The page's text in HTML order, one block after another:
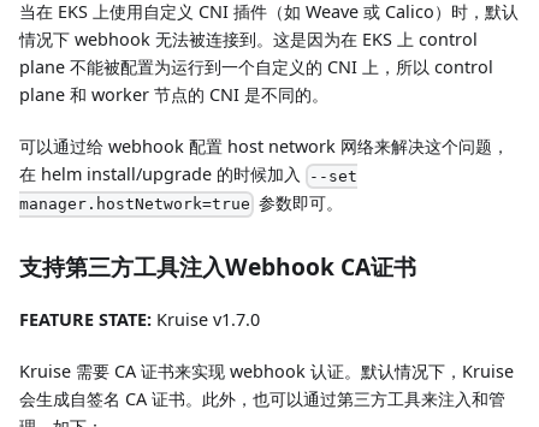
当在 EKS 上使用自定义 CNI 插件（如 Weave 或 Calico）时，默认
情况下 webhook 无法被连接到。这是因为在 EKS 上 control
plane 不能被配置为运行到一个自定义的 CNI 上，所以 control
plane 和 worker 节点的 CNI 是不同的。
可以通过给 webhook 配置 host network 网络来解决这个问题，
在 helm install/upgrade 的时候加入
--set
manager.hostNetwork=true 参数即可。
支持第三方工具注入Webhook CA证书
FEATURE STATE: Kruise v1.7.0
Kruise 需要 CA 证书来实现 webhook 认证。默认情况下，Kruise
会生成自签名 CA 证书。此外，也可以通过第三方工具来注入和管